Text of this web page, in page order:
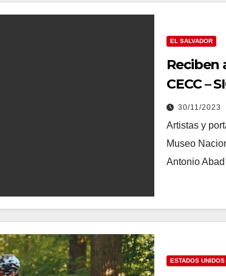
EL SALVADOR
Reciben
CECC –
30/11/2023
Artistas y
Museo
Antonio
ESTADOS UNIDOS